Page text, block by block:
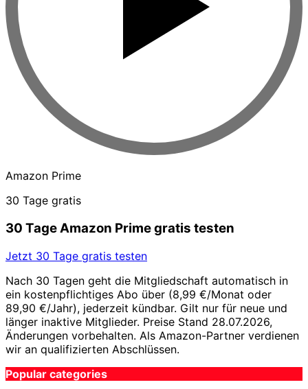
Amazon Prime
30 Tage gratis
30 Tage Amazon Prime gratis testen
Jetzt 30 Tage gratis testen
Nach 30 Tagen geht die Mitgliedschaft automatisch in
ein kostenpflichtiges Abo über (8,99 €/Monat oder
89,90 €/Jahr), jederzeit kündbar. Gilt nur für neue und
länger inaktive Mitglieder. Preise Stand 28.07.2026,
Änderungen vorbehalten. Als Amazon-Partner verdienen
wir an qualifizierten Abschlüssen.
Popular categories